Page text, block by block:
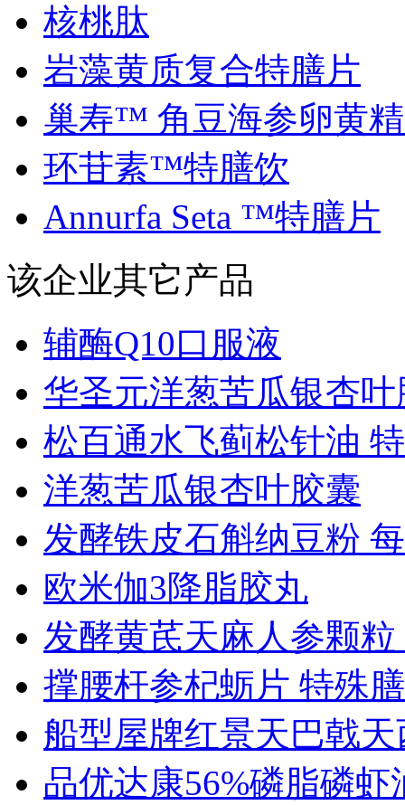
核桃肽
岩藻黄质复合特膳片
巢寿™ 角豆海参卵黄
环苷素™特膳饮
Annurfa Seta ™特膳片
该企业其它产品
辅酶Q10口服液
华圣元洋葱苦瓜银杏叶
松百通水飞蓟松针油
洋葱苦瓜银杏叶胶囊
发酵铁皮石斛纳豆粉
欧米伽3降脂胶丸
发酵黄芪天麻人参颗粒
撑腰杆参杞蛎片 特殊
船型屋牌红景天巴戟天
品优达康56%磷脂磷虾